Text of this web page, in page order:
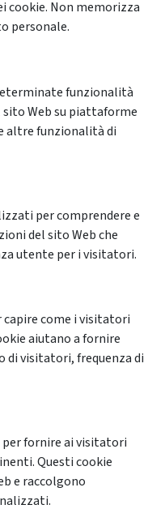
cookie. Non memorizza
personale.
funzionalità
Web su piattaforme
altre funzionalità di
per comprendere e
del sito Web che
utente per i visitatori.
come i visitatori
aiutano a fornire
di visitatori, frequenza di
fornire ai visitatori
Questi cookie
e raccolgono